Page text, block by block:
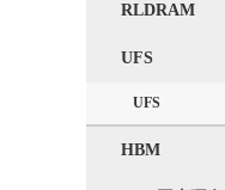
RLDRAM
UFS
UFS
HBM